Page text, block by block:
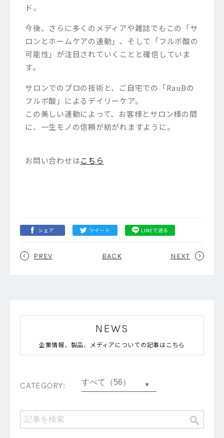
ド。
今後、さらに多くのメディアや雑誌でもこの「サ
ロンとホームケアの連動」、そして「フルボ酸の
可能性」が注目されていくことと確信していま
す。
サロンでのプロの技術と、ご自宅での「RauBの
フルボ酸」によるデイリーケア。
この美しい連動によって、お客様とサロン様の間
に、一生モノの信頼が紡がれますように。
お問い合わせはこちら
PREV BACK NEXT
NEWS
企業情報、製品、メディアについての記事はこちら
CATEGORY: